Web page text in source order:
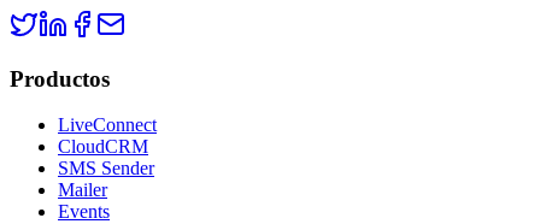
Productos
LiveConnect
CloudCRM
SMS Sender
Mailer
Events